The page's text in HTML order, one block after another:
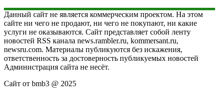
Данный сайт не является коммерческим проектом. На этом
сайте ни чего не продают, ни чего не покупают, ни какие
услуги не оказываются. Сайт представляет собой ленту
новостей RSS канала news.rambler.ru, kommersant.ru,
newsru.com. Материалы публикуются без искажения,
ответственность за достоверность публикуемых новостей
Администрация сайта не несёт.
Сайт от bmb3 @ 2025